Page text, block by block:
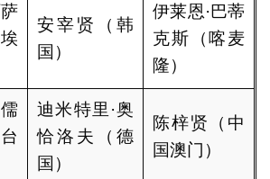
安宰贤（韩
国）
伊莱恩·巴蒂
克斯（喀麦
隆）
迪米特里·奥
恰洛夫（德
国）
陈梓贤（中
国澳门）